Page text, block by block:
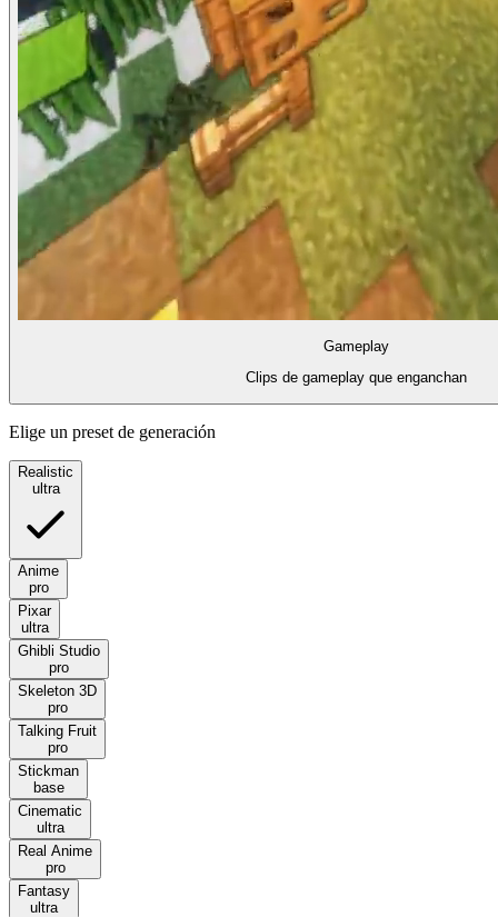
Gameplay
Clips de gameplay que enganchan
Elige un preset de generación
Realistic
ultra
Anime
pro
Pixar
ultra
Ghibli Studio
pro
Skeleton 3D
pro
Talking Fruit
pro
Stickman
base
Cinematic
ultra
Real Anime
pro
Fantasy
ultra